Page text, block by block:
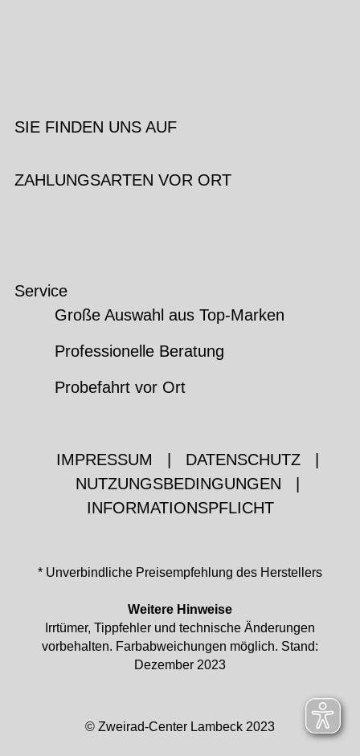
SIE FINDEN UNS AUF
ZAHLUNGSARTEN VOR ORT
Service
Große Auswahl aus Top-Marken
Professionelle Beratung
Probefahrt vor Ort
IMPRESSUM DATENSCHUTZ
NUTZUNGSBEDINGUNGEN
INFORMATIONSPFLICHT
* Unverbindliche Preisempfehlung des Herstellers
Weitere Hinweise
Irrtümer, Tippfehler und technische Änderungen
vorbehalten. Farbabweichungen möglich. Stand:
Dezember 2023
© Zweirad-Center Lambeck 2023